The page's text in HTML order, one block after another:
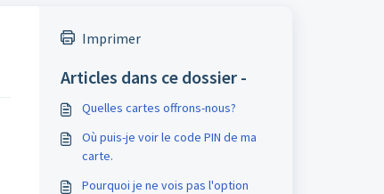
Imprimer
Articles dans ce dossier -
Quelles cartes offrons-nous?
Où puis-je voir le code PIN de ma
carte.
Pourquoi je ne vois pas l'option